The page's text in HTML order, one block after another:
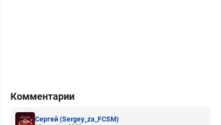
Комментарии
Сергей(Sergey_za_FCSM)